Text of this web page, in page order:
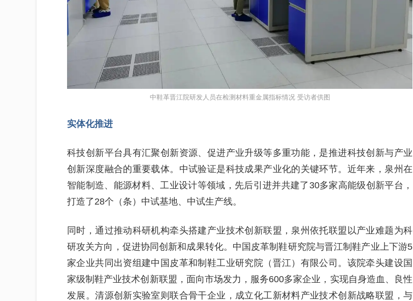
中鞋革晋江院研发人员在检测材料重金属指标情况 受访者供图
实体化推进
科技创新平台具有汇聚创新资源、促进产业升级等多重功能，是推进科技创新与产业
创新深度融合的重要载体。中试验证是科技成果产业化的关键环节。近年来，泉州在
智能制造、能源材料、工业设计等领域，先后引进并共建了30多家高能级创新平台，
打造了28个（条）中试基地、中试生产线。
同时，通过推动科研机构牵头搭建产业技术创新联盟，泉州依托联盟以产业难题为科
研攻关方向，促进协同创新和成果转化。中国皮革制鞋研究院与晋江制鞋产业上下游5
家企业共同出资组建中国皮革和制鞋工业研究院（晋江）有限公司。该院牵头建设国
家级制鞋产业技术创新联盟，面向市场发力，服务600多家企业，实现自身造血、良性
发展。清源创新实验室则联合骨干企业，成立化工新材料产业技术创新战略联盟，与